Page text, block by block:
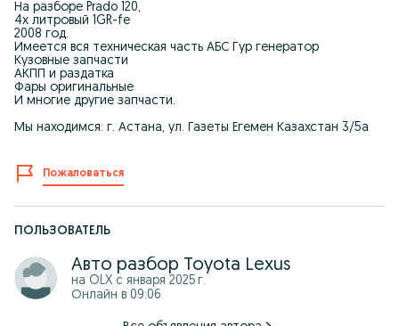
На разборе Prado 120,
4х литровый 1GR-fe
2008 год.
Имеется вся техническая часть АБС Гур генератор
Кузовные запчасти
АКПП и раздатка
Фары оригинальные
И многие другие запчасти.
Мы находимся: г. Астана, ул. Газеты Егемен Казахстан 3/5а
Пожаловаться
ПОЛЬЗОВАТЕЛЬ
Авто разбор Toyota Lexus
на OLX с января 2025 г.
Онлайн в 09:06